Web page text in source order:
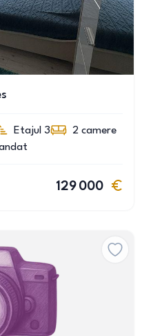
Etajul 3 2 camere
129 000